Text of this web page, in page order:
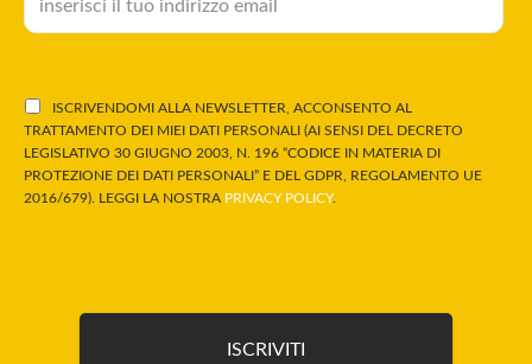
ISCRIVENDOMI ALLA NEWSLETTER, ACCONSENTO AL
TRATTAMENTO DEI MIEI DATI PERSONALI (AI SENSI DEL DECRETO
LEGISLATIVO 30 GIUGNO 2003, N. 196 “CODICE IN MATERIA DI
PROTEZIONE DEI DATI PERSONALI” E DEL GDPR, REGOLAMENTO UE
2016/679). LEGGI LA NOSTRA PRIVACY POLICY.